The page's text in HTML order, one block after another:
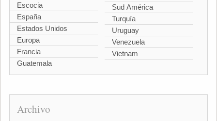
Escocia
España
Estados Unidos
Europa
Francia
Guatemala
Sud América
Turquía
Uruguay
Venezuela
Vietnam
Archivo